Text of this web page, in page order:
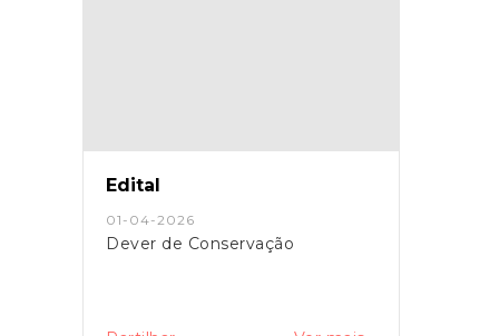
Edital
01-04-2026
Dever de Conservação